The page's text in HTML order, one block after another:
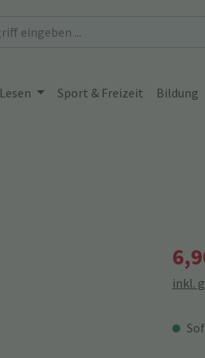
Lesen Sport & Freizeit Bildung
inkl.